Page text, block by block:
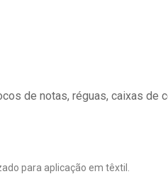
de notas, réguas, caixas de
para aplicação em têxtil.